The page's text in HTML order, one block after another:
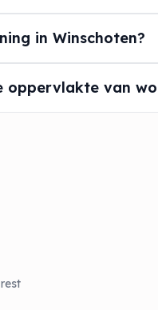
in Winschoten?
oppervlakte van